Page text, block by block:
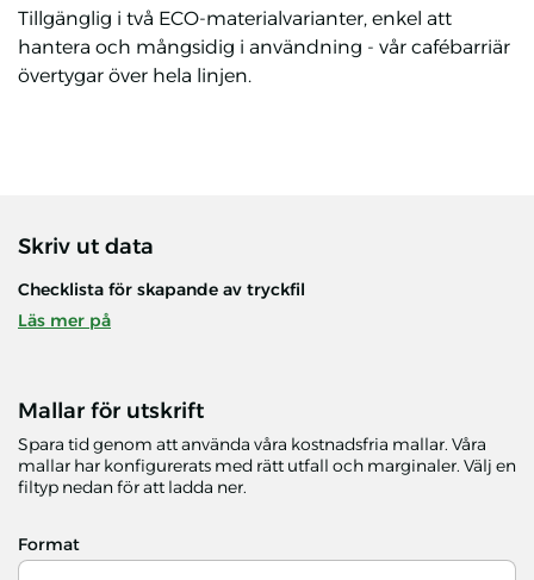
Tillgänglig i två ECO-materialvarianter, enkel att
hantera och mångsidig i användning - vår cafébarriär
övertygar över hela linjen.
Skriv ut data
Checklista för skapande av tryckfil
Läs mer på
Mallar för utskrift
Spara tid genom att använda våra kostnadsfria mallar. Våra
mallar har konfigurerats med rätt utfall och marginaler. Välj en
filtyp nedan för att ladda ner.
Format